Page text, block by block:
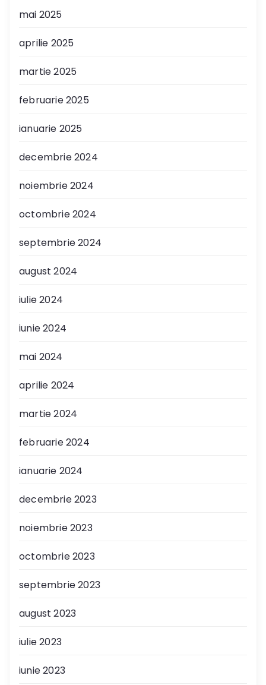
mai 2025
aprilie 2025
martie 2025
februarie 2025
ianuarie 2025
decembrie 2024
noiembrie 2024
octombrie 2024
septembrie 2024
august 2024
iulie 2024
iunie 2024
mai 2024
aprilie 2024
martie 2024
februarie 2024
ianuarie 2024
decembrie 2023
noiembrie 2023
octombrie 2023
septembrie 2023
august 2023
iulie 2023
iunie 2023